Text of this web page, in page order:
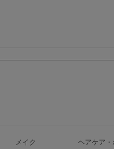
メイク ヘアケア